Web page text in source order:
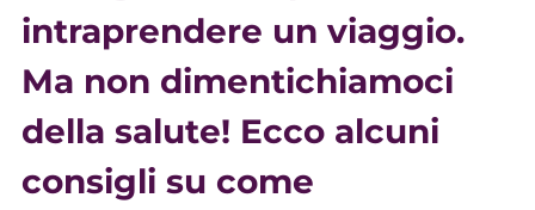
intraprendere un viaggio.
Ma non dimentichiamoci
della salute! Ecco alcuni
consigli su come